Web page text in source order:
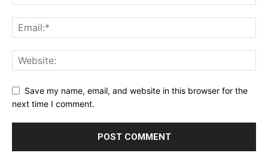
Save my name, email, and website in this browser for the
next time I comment.